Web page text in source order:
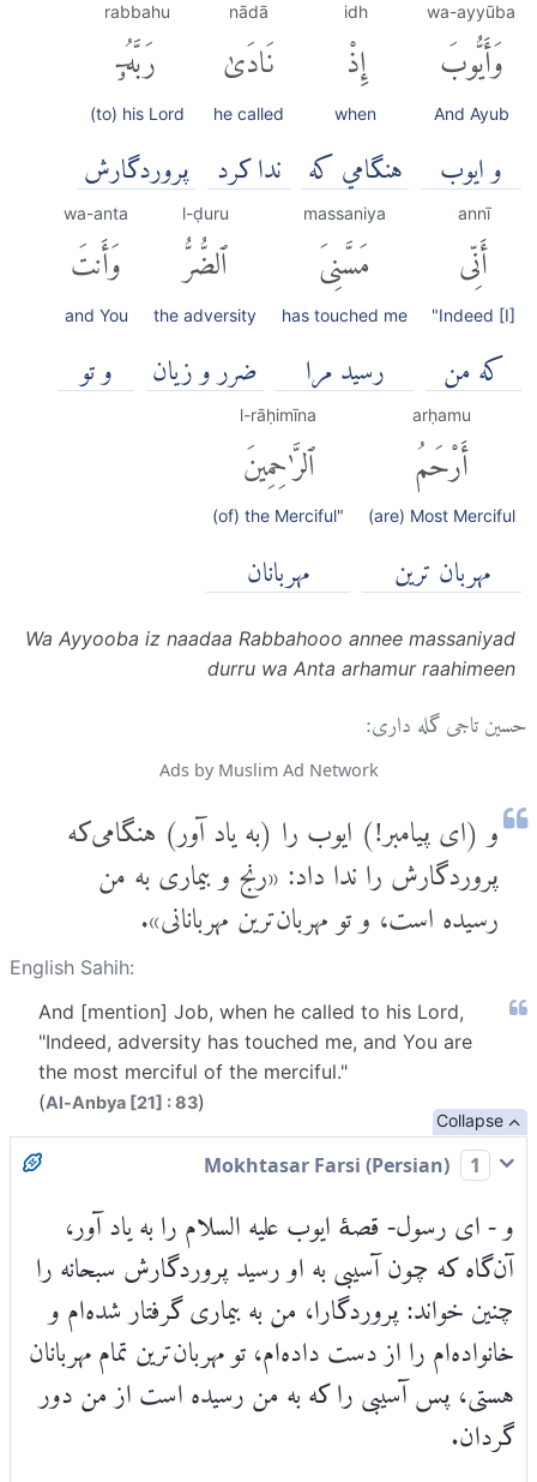
wa-ayyūba
وَأَيُّوبَ
And Ayub
و ایوب
idh
إِذْ
when
هنگامي كه
nādā
نَادَىٰ
he called
ندا کرد
rabbahu
رَبَّهُۥٓ
(to) his Lord
پروردگارش
annī
أَنِّى
"Indeed [I]
كه من
massaniya
مَسَّنِىَ
has touched me
رسید مرا
l-ḍuru
ٱلضُّرُّ
the adversity
ضرر و زیان
wa-anta
وَأَنتَ
and You
و تو
arḥamu
أَرْحَمُ
(are) Most Merciful
مهربان ترین
l-rāḥimīna
ٱلرَّٰحِمِينَ
(of) the Merciful"
مهربانان
Wa Ayyooba iz naadaa Rabbahooo annee massaniyad
durru wa Anta arhamur raahimeen
حسین تاجی گله داری:
Ads by Muslim Ad Network
و (ای پیامبر!) ایوب را (به یاد آور) هنگامی‌که
پروردگارش را ندا داد: «رنج و بیماری به من
رسیده است، و تو مهربان‌ترین مهربانانی».
English Sahih:
And [mention] Job, when he called to his Lord,
"Indeed, adversity has touched me, and You are
the most merciful of the merciful."
(Al-Anbya [21] : 83)
Collapse
1
و - ای رسول- قصۀ ایوب علیه السلام را به یاد آور،
آن‌گاه که چون آسیبی به او رسید پروردگارش سبحانه را
چنین خواند: پروردگارا، من به بیماری گرفتار شده‌ام و
خانواده‌ام را از دست داده‌ام، تو مهربان‌ترین تمام مهربانان
هستی، پس آسیبی را که به من رسیده است از من دور
گردان.